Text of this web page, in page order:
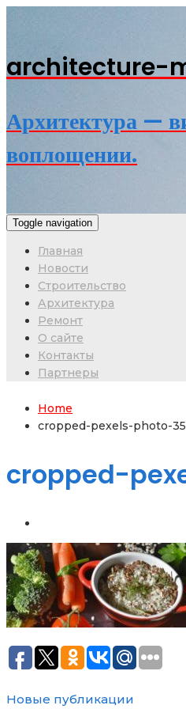
architecture-
Архитектура —
воплощении.
Toggle navigation
Главная
Новости
Строительство
Архитектура
Ремонт
О сайте
Контакты
Партнеры
Home
cropped-pexels-photo-
cropped-
Новые публикации